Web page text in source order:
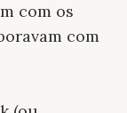
com os
com